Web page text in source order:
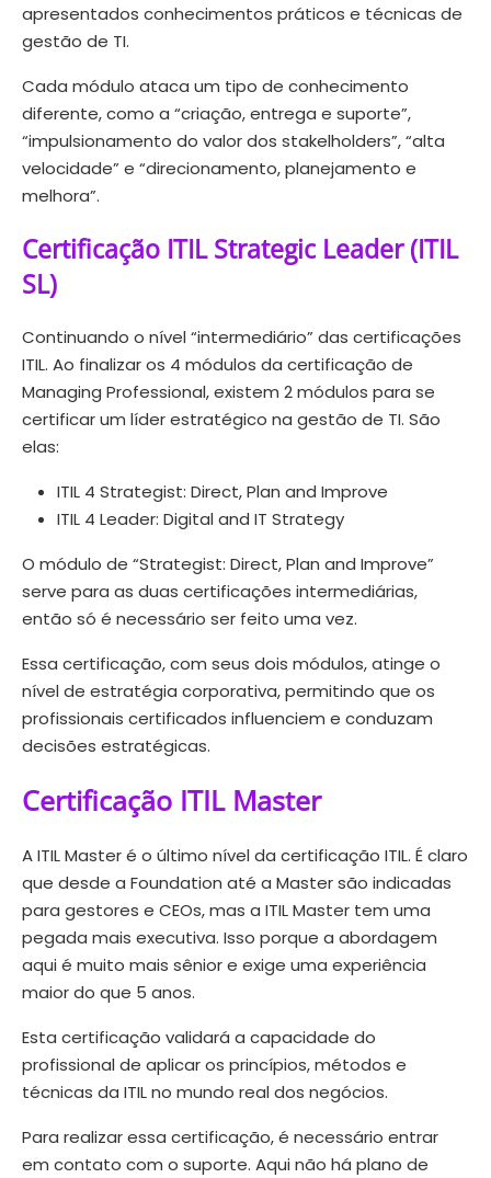
apresentados conhecimentos práticos e técnicas de
gestão de TI.
Cada módulo ataca um tipo de conhecimento
diferente, como a “criação, entrega e suporte”,
“impulsionamento do valor dos stakelholders”, “alta
velocidade” e “direcionamento, planejamento e
melhora”.
Certificação ITIL Strategic Leader (ITIL
SL)
Continuando o nível “intermediário” das certificações
ITIL. Ao finalizar os 4 módulos da certificação de
Managing Professional, existem 2 módulos para se
certificar um líder estratégico na gestão de TI. São
elas:
ITIL 4 Strategist: Direct, Plan and Improve
ITIL 4 Leader: Digital and IT Strategy
O módulo de “Strategist: Direct, Plan and Improve”
serve para as duas certificações intermediárias,
então só é necessário ser feito uma vez.
Essa certificação, com seus dois módulos, atinge o
nível de estratégia corporativa, permitindo que os
profissionais certificados influenciem e conduzam
decisões estratégicas.
Certificação ITIL Master
A ITIL Master é o último nível da certificação ITIL. É claro
que desde a Foundation até a Master são indicadas
para gestores e CEOs, mas a ITIL Master tem uma
pegada mais executiva. Isso porque a abordagem
aqui é muito mais sênior e exige uma experiência
maior do que 5 anos.
Esta certificação validará a capacidade do
profissional de aplicar os princípios, métodos e
técnicas da ITIL no mundo real dos negócios.
Para realizar essa certificação, é necessário entrar
em contato com o suporte. Aqui não há plano de